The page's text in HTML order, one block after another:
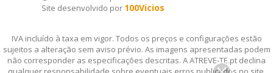
Site desenvolvido por 100Vicios
IVA incluído à taxa em vigor. Todos os preços e configurações estão
sujeitos a alteração sem aviso prévio. As imagens apresentadas podem
não corresponder as especificações descritas. A ATREVE-TE.pt declina